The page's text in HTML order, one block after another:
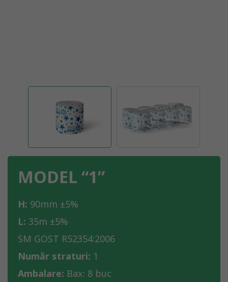
MODEL “1”
H: 90mm ±5%
L: 35m ±5%
SM GOST R52354:2006
Număr straturi: 1
Ambalare: Bax: 8 buc